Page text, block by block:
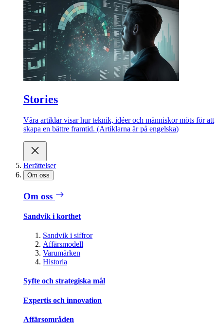
Stories
Våra artiklar visar hur teknik, idéer och människor möts för att
skapa en bättre framtid. (Artiklarna är på engelska)
Berättelser
Om oss
Om oss
Sandvik i korthet
Sandvik i siffror
Affärsmodell
Varumärken
Historia
Syfte och strategiska mål
Expertis och innovation
Affärsområden